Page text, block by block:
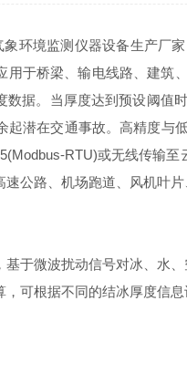
象环境监测仪器设备生产
用于桥梁、输电线路、建筑
数据。当厚度达到预设阈值
起潜在交通事故。高精度
RTU)或无线传输
公路、机场跑道、风机叶
基于微波扰动信号对冰、水
，可根据不同的结冰厚度信